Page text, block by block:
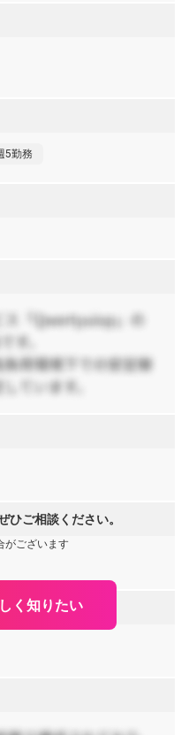
5勤務
ひご相談ください。
がございます
く知りたい